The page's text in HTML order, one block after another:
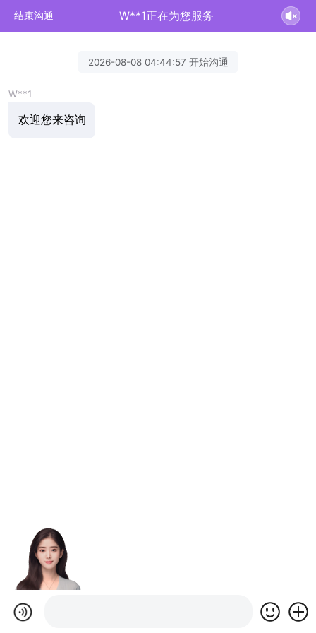
结束沟通 W**1正在为您服务
2026-08-08 04:44:57 开始沟通
W**1
欢迎您来咨询